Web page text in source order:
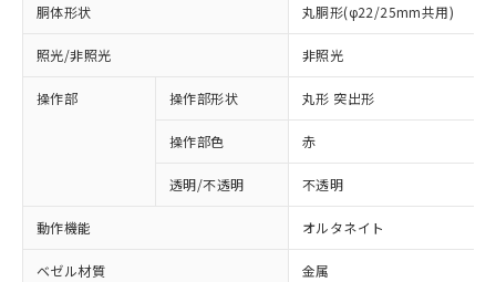
胴体形状 丸胴形(φ22/25mm共用)
照光/非照光 非照光
操作部 操作部形状 丸形 突出形
操作部色 赤
透明/不透明 不透明
動作機能 オルタネイト
ベゼル材質 金属